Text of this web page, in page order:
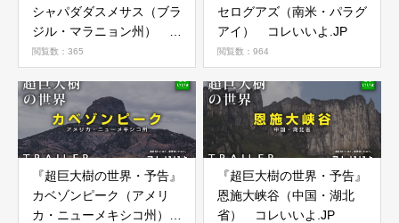
シャパダダスメサス（ブラ
ジル・マラニョン州） コ
レいいよ.JP
閲覧数：365
セログアズ（南米・パラグ
アイ） コレいいよ.JP
閲覧数：964
『超巨大樹の世界・予告』
カベゾンピーク（アメリ
カ・ニューメキシコ州）
『超巨大樹の世界・予告』
恩施大峡谷（中国・湖北
省） コレいいよ.JP